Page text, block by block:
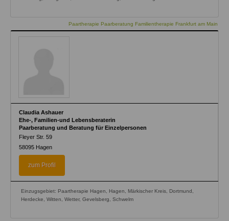
Paartherapie Paarberatung Familientherapie Frankfurt am Main
Claudia Ashauer
Ehe-, Familien-und Lebensberaterin
Paarberatung und Beratung für Einzelpersonen
Fleyer Str. 59
58095 Hagen
zum Profil
Einzugsgebiet: Paartherapie Hagen, Hagen, Märkischer Kreis, Dortmund,
Herdecke, Witten, Wetter, Gevelsberg, Schwelm